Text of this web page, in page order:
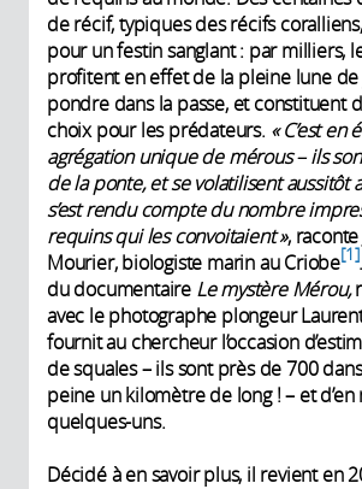
de récif, typiques des récifs
pour un festin sanglant : par milliers,
profitent en effet de la pleine lune
pondre dans la passe, et constituent
choix pour les prédateurs. « C’est
agrégation unique de mérous – ils
de la ponte, et se volatilisent aussitôt
s’est rendu compte du nombre
requins qui les convoitaient »,
Mourier, biologiste marin au Criobe 1
du documentaire Le mystère Mérou,
avec le photographe plongeur
fournit au chercheur l’occasion
de squales – ils sont près de 700
peine un kilomètre de long ! – et
quelques-uns.
Décidé à en savoir plus, il revient en